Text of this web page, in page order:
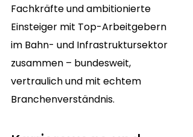
Fachkräfte und ambitionierte
Einsteiger mit Top-Arbeitgebern
im Bahn- und Infrastruktursektor
zusammen – bundesweit,
vertraulich und mit echtem
Branchenverständnis.